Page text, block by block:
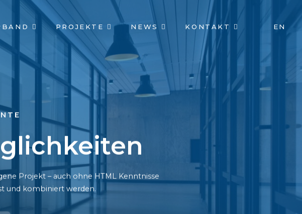
PROJEKTE NEWS KONTAKT EN
Projekt – auch ohne HTML Kenntnisse
und kombiniert werden.